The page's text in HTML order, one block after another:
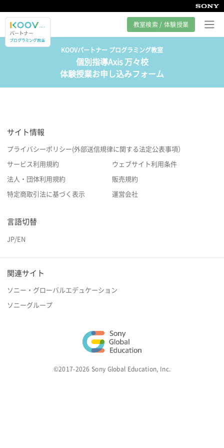
教室検索 / 体験授業
プログラミング教室とは
カリキュラム紹介
サポート
KOOVパートナー プログラミング教室
個別指導Axis 万々校
体験授業お申し込みフォーム
サイト情報
プライバシーポリシー(外部送信規律に関する法定公表事項）
サービス利用規約 ウェブサイト利用条件
法人・団体利用規約 販売規約
特定商取引法に基づく表示 運営会社
言語切替
JP/EN
関連サイト
ソニー・グローバルエデュケーション
ソニーグループ
©2017-2026 Sony Global Education, Inc.